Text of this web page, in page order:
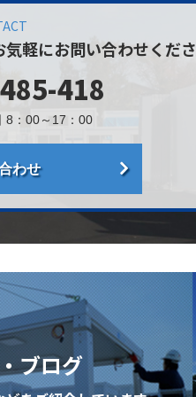
気軽にお問い合わせくだ
418
8：00～17：00
わせ
ブログ